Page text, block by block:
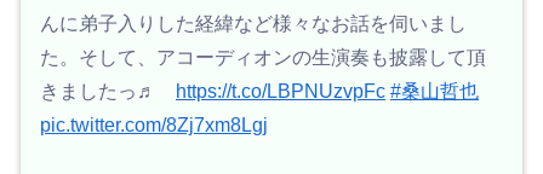
んに弟子入りした経緯など様々なお話を伺いまし
た。そして、アコーディオンの生演奏も披露して頂
きましたっ♬
https://t.co/LBPNUzvpFc #桑山哲也
pic.twitter.com/8Zj7xm8Lgj